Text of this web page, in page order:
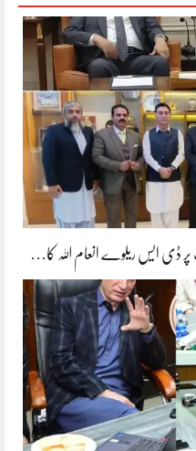
پر ڈی ایس ریلوے انعام اللہ کا…